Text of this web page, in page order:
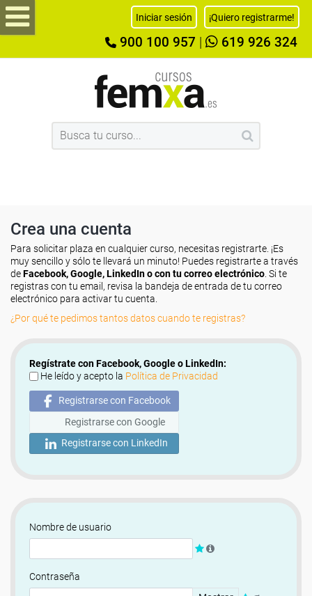
Iniciar sesión ¡Quiero registrarme!
900 100 957 619 926 324
Crea una cuenta
Para solicitar plaza en cualquier curso, necesitas registrarte. ¡Es
muy sencillo y sólo te llevará un minuto! Puedes registrarte a través
deFacebook, Google, LinkedIn o con tu correo electrónico . Si te
registras con tu email, revisa la bandeja de entrada de tu correo
electrónico para activar tu cuenta.
¿Por qué te pedimos tantos datos cuando te registras?
Regístrate con Facebook, Google o LinkedIn:
He leído y acepto la Política de Privacidad
Registrarse con Facebook
Registrarse con Google
Registrarse con LinkedIn
Nombre de usuario
Contraseña